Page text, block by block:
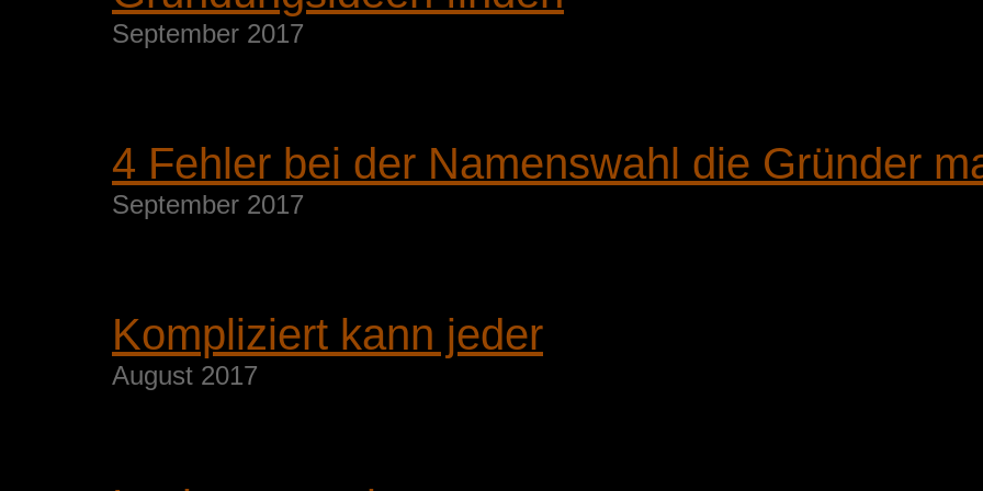
September 2017
4 Fehler bei der Namenswahl die Gründer
September 2017
Kompliziert kann jeder
August 2017